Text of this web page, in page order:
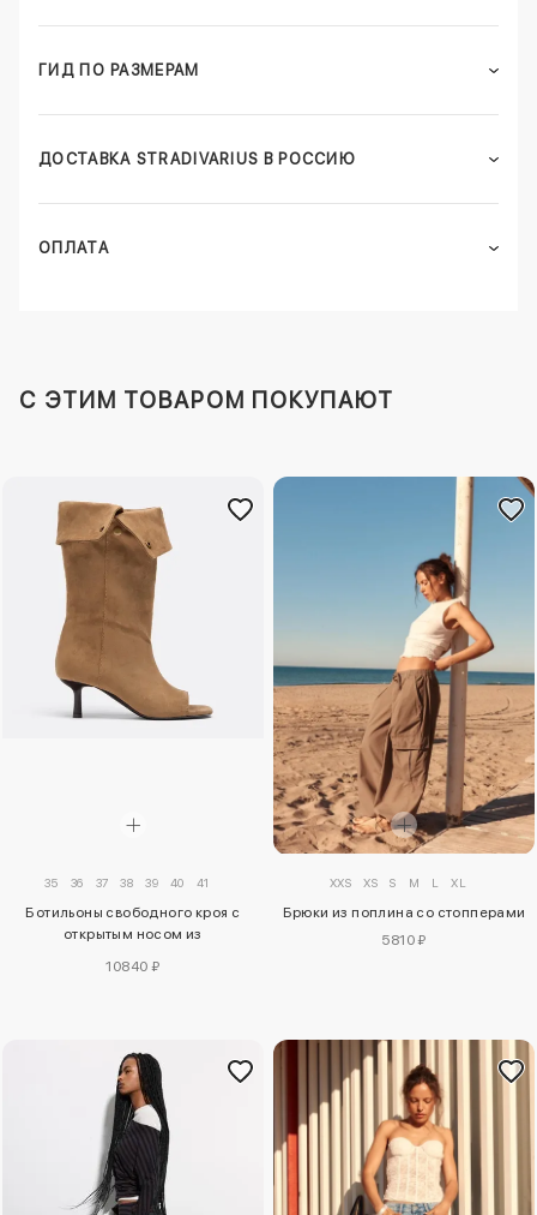
ГИД ПО РАЗМЕРАМ
ДОСТАВКА STRADIVARIUS В РОССИЮ
ОПЛАТА
C ЭТИМ ТОВАРОМ ПОКУПАЮТ
35 36 37 38 39 40 41
Ботильоны свободного кроя с
открытым носом из
10840 ₽
XXS XS S M L XL
Брюки из поплина со стопперами
5810 ₽